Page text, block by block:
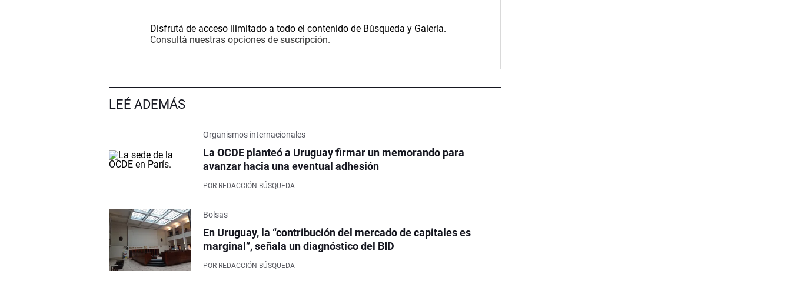
Disfrutá de acceso ilimitado a todo el contenido de Búsqueda y Galería.
Consultá nuestras opciones de suscripción.
LEÉ ADEMÁS
Organismos internacionales
La OCDE planteó a Uruguay firmar un memorando para
avanzar hacia una eventual adhesión
POR REDACCIÓN BÚSQUEDA
Bolsas
En Uruguay, la “contribución del mercado de capitales es
marginal”, señala un diagnóstico del BID
POR REDACCIÓN BÚSQUEDA